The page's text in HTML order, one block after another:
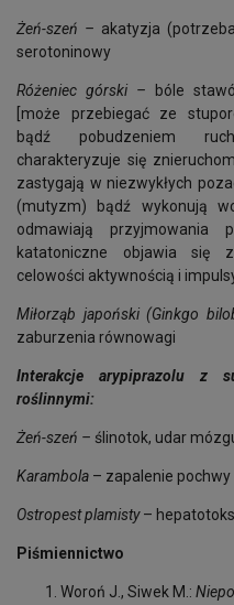
Żeń-szeń – akatyzja
serotoninowy
Różeniec górski –
bóle
[może przebiegać ze
bądź pobudzeniem
charakteryzuje się
zastygają w niezwykłych
(mutyzm) bądź wykonują
odmawiają przyjmowania
katatoniczne objawia się
celowości aktywnością i
Miłorząb japoński (Ginkgo
zaburzenia równowagi
Interakcje arypiprazolu z
roślinnymi:
Żeń-szeń – ślinotok, udar
Karambola – zapalenie pochwy
Ostropest plamisty–
Piśmiennictwo
Woroń J., Siwek M.: